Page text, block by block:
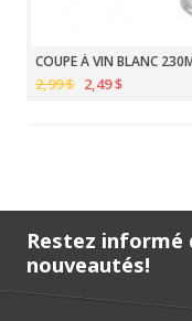
COUPE À VIN BLANC
2,99 $ 2,49 $
Restez
nouveautés!